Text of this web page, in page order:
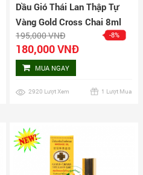
Dầu Gió Thái Lan Thập Tự
Vàng Gold Cross Chai 8ml
195,000 VNĐ -8%
180,000 VNĐ
MUA NGAY
2920 Lượt Xem 1 Lượt Mua